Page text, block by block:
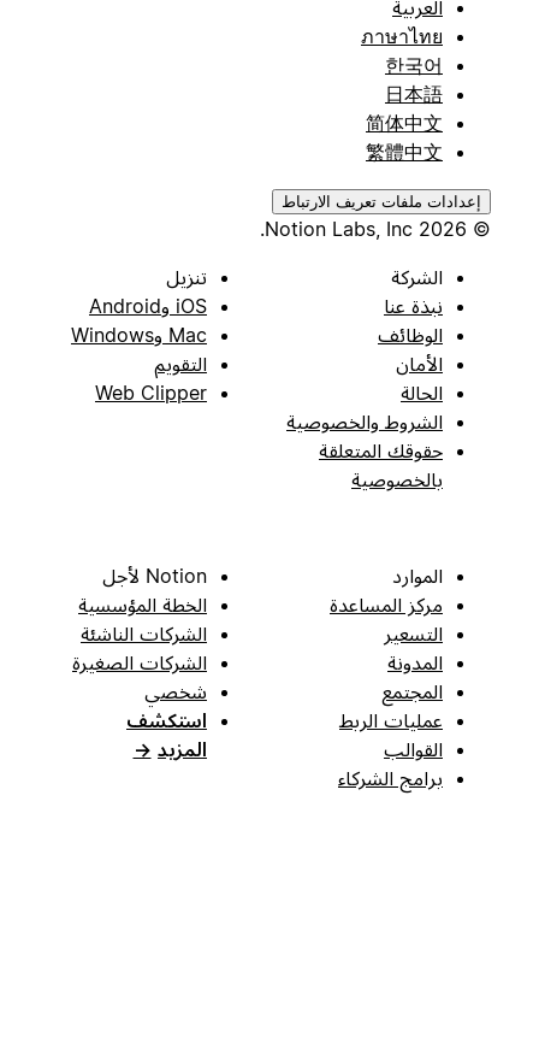
العربية
ภาษาไทย
한국어
日本語
简体中文
繁體中文
إعدادات ملفات تعريف الارتباط
الشركة
نبذة عنا
الوظائف
الأمان
الحالة
الشروط والخصوصية
حقوقك المتعلقة
بالخصوصية
تنزيل
iOS وAndroid
Mac وWindows
التقويم
Web Clipper
الموارد
مركز المساعدة
التسعير
المدونة
المجتمع
عمليات الربط
القوالب
برامج الشركاء
Notion لأجل
الخطة المؤسسية
الشركات الناشئة
الشركات الصغيرة
شخصي
استكشف
المزيد →